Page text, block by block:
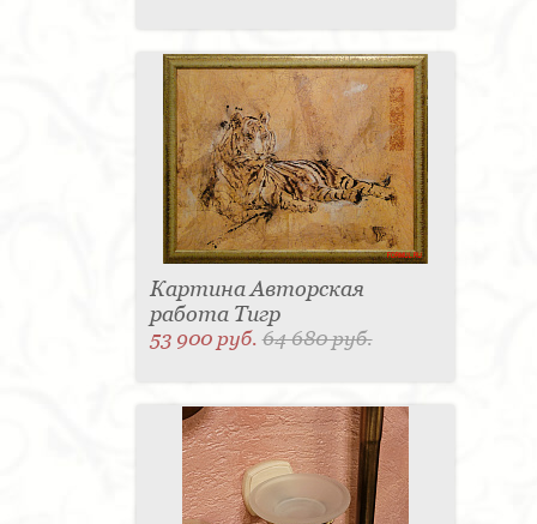
Картина Авторская
работа Тигр
53 900 руб.64 680 руб.